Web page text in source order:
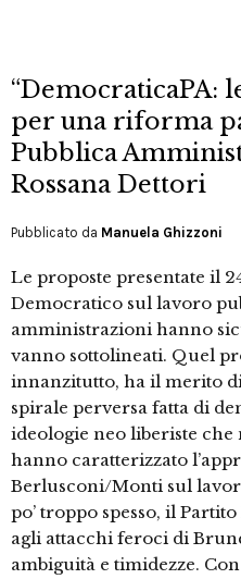
“DemocraticaPA:
per una riforma
Pubblica
Rossana Dettori
Pubblicato da Manuela Ghizzoni
Le proposte presentate il
Democratico sul lavoro
amministrazioni hanno
vanno sottolineati. Quel
innanzitutto, ha il merito
spirale perversa fatta di
ideologie neo liberiste
hanno caratterizzato
Berlusconi/Monti sul
po’ troppo spesso, il
agli attacchi feroci di
ambiguità e timidezze.